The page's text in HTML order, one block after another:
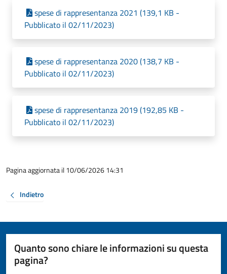
spese di rappresentanza 2021 (139,1 KB -
Pubblicato il 02/11/2023)
spese di rappresentanza 2020 (138,7 KB -
Pubblicato il 02/11/2023)
spese di rappresentanza 2019 (192,85 KB -
Pubblicato il 02/11/2023)
Pagina aggiornata il 10/06/2026 14:31
Indietro
Quanto sono chiare le informazioni su questa
pagina?